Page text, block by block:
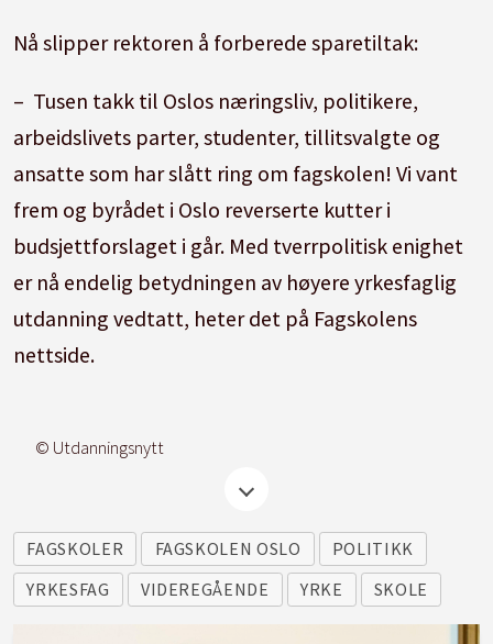
Nå slipper rektoren å forberede sparetiltak:
– Tusen takk til Oslos næringsliv, politikere,
arbeidslivets parter, studenter, tillitsvalgte og
ansatte som har slått ring om fagskolen! Vi vant
frem og byrådet i Oslo reverserte kutter i
budsjettforslaget i går. Med tverrpolitisk enighet
er nå endelig betydningen av høyere yrkesfaglig
utdanning vedtatt, heter det på Fagskolens
nettside.
© Utdanningsnytt
FAGSKOLER FAGSKOLEN OSLO
POLITIKK
YRKESFAG
VIDEREGÅENDE YRKE SKOLE